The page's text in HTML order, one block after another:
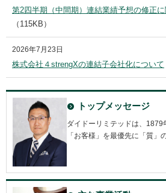
第2四半期（中間期）連結業績予想の修正
（115KB）
2026年7月23日
株式会社４strengXの連結子会社化について
トップメッセージ
ダイドーリミテッドは、
「お客様」を最優先に「質」